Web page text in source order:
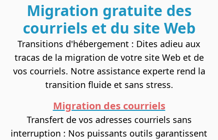
Migration gratuite des
courriels et du site Web
Transitions d'hébergement : Dites adieu aux
tracas de la migration de votre site Web et de
vos courriels. Notre assistance experte rend la
transition fluide et sans stress.
Migration des courriels
Transfert de vos adresses courriels sans
interruption : Nos puissants outils garantissent